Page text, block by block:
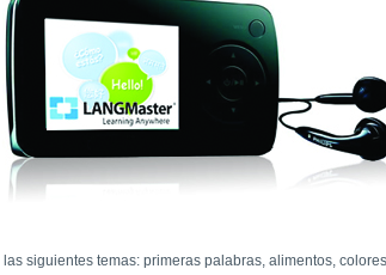
siguientes temas: primeras palabras, alimentos,